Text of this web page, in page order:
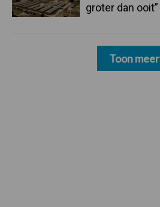
groter dan ooit”
Toon meer